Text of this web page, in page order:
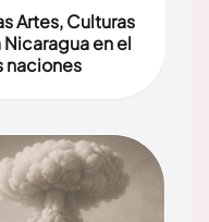
Artes, Culturas
en el
naciones